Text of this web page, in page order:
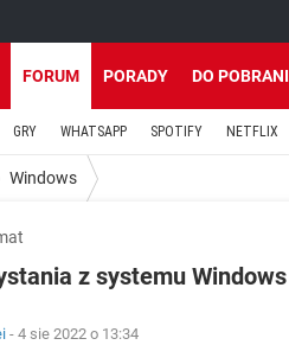
FORUM PORADY DO
GRY WHATSAPP SPOTIFY NETFLIX
Windows
z systemu
- 4 sie 2022 o 13:34